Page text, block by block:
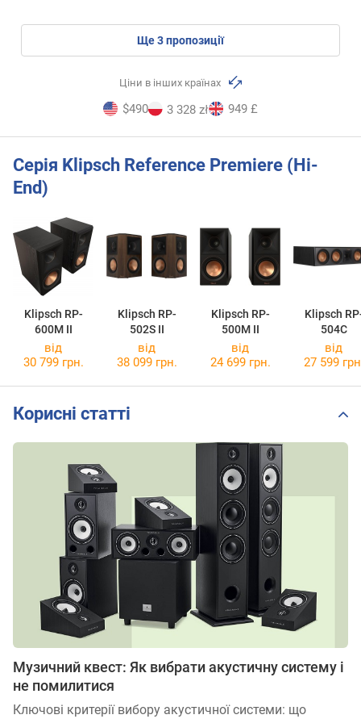
ще3пропозиції
Ціни в інших країнах
$490 3 328 zł 949 £
Серія Klipsch Reference Premiere (Hi-
End)
Klipsch RP-
600M II
Klipsch RP-
502S II
Klipsch RP-
500M II
Klipsch
504C
від
30 799 грн.
від
38 099 грн.
від
24 699 грн.
від
27 599
Корисні статті
Музичний квест: Як вибрати акустичну систему і
не помилитися
Ключові критерії вибору акустичної системи: що